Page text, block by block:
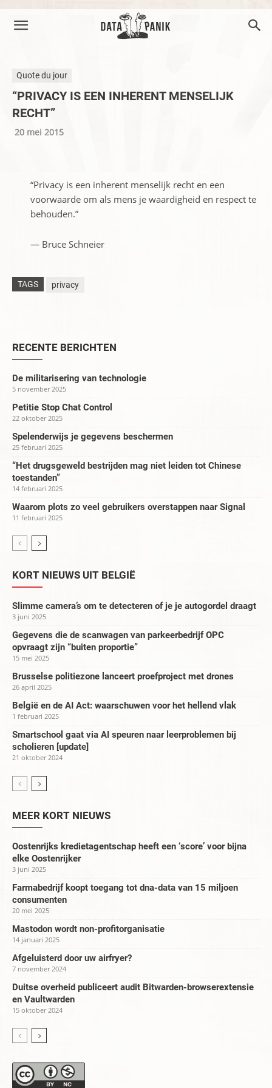
Quote du jour
“PRIVACY IS EEN INHERENT MENSELIJK
RECHT”
20 mei 2015
“Privacy is een inherent menselijk recht en een
voorwaarde om als mens je waardigheid en respect te
behouden.”
— Bruce Schneier
TAGS privacy
RECENTE BERICHTEN
De militarisering van technologie
5 november 2025
Petitie Stop Chat Control
22 oktober 2025
Spelenderwijs je gegevens beschermen
25 februari 2025
“Het drugsgeweld bestrijden mag niet leiden tot Chinese
toestanden”
14 februari 2025
Waarom plots zo veel gebruikers overstappen naar Signal
11 februari 2025
KORT NIEUWS UIT BELGIË
Slimme camera’s om te detecteren of je je autogordel draagt
3 juni 2025
Gegevens die de scanwagen van parkeerbedrijf OPC
opvraagt zijn “buiten proportie”
15 mei 2025
Brusselse politiezone lanceert proefproject met drones
26 april 2025
België en de AI Act: waarschuwen voor het hellend vlak
1 februari 2025
Smartschool gaat via AI speuren naar leerproblemen bij
scholieren [update]
21 oktober 2024
MEER KORT NIEUWS
Oostenrijks kredietagentschap heeft een ‘score’ voor bijna
elke Oostenrijker
3 juni 2025
Farmabedrijf koopt toegang tot dna-data van 15 miljoen
consumenten
20 mei 2025
Mastodon wordt non-profitorganisatie
14 januari 2025
Afgeluisterd door uw airfryer?
7 november 2024
Duitse overheid publiceert audit Bitwarden-browserextensie
en Vaultwarden
15 oktober 2024